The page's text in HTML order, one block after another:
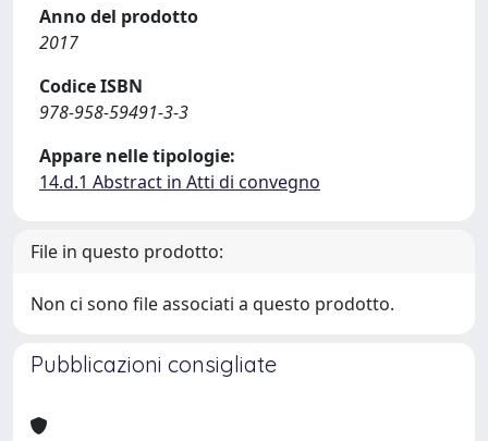
Anno del prodotto
2017
Codice ISBN
978-958-59491-3-3
Appare nelle tipologie:
14.d.1 Abstract in Atti di convegno
File in questo prodotto:
Non ci sono file associati a questo prodotto.
Pubblicazioni consigliate